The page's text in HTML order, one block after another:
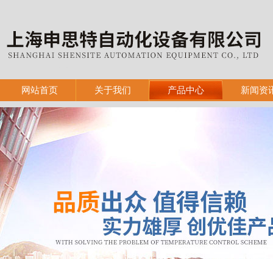
网站首页 关于我们 产品中心 新闻资